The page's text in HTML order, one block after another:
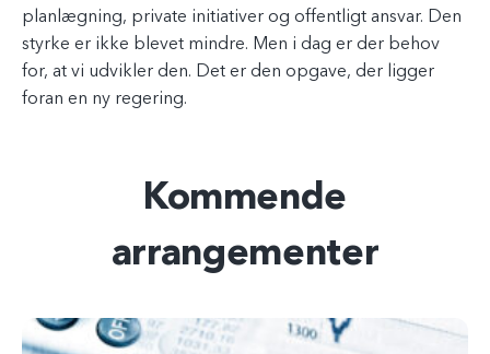
planlægning, private initiativer og offentligt ansvar. Den
styrke er ikke blevet mindre. Men i dag er der behov
for, at vi udvikler den. Det er den opgave, der ligger
foran en ny regering.
Kommende
arrangementer